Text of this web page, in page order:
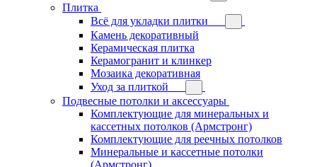
Плитка
Всё для укладки плитки
Камень декоративный
Керамическая плитка
Керамогранит и клинкер
Мозаика декоративная
Уход за плиткой
Подвесные потолки и аксессуары
Комплектующие для минеральных и
кассетных потолков (Армстронг)
Комплектующие для реечных потолков
Минеральные и кассетные потолки
(Армстронг)